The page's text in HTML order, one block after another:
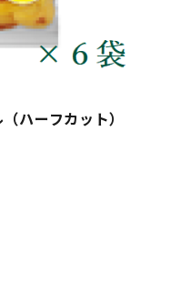
ハーフカット）